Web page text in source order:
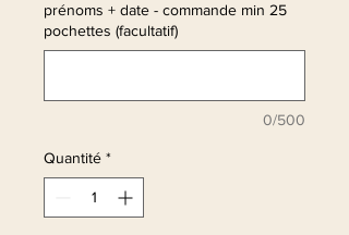
prénoms + date - commande min 25
pochettes (facultatif)
0/500
Quantité *